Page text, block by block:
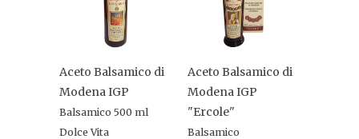
Aceto Balsamico di
Modena IGP
Balsamico 500 ml
Dolce Vita
Aceto Balsamico di
Modena IGP
"Ercole"
Balsamico